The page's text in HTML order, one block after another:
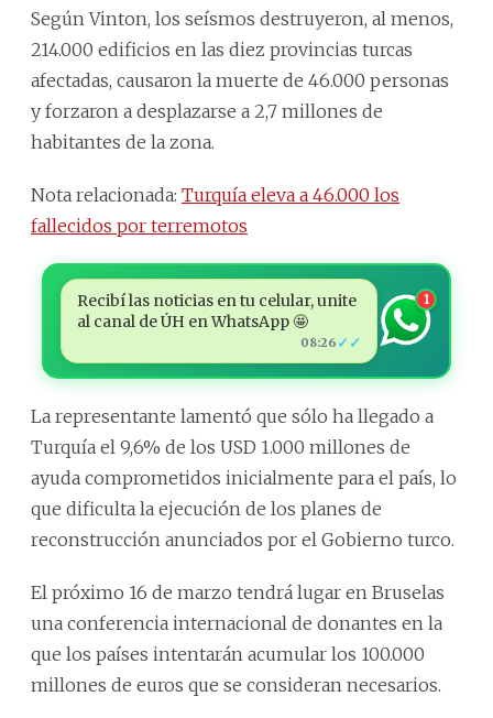
Según Vinton, los seísmos destruyeron, al menos,
214.000 edificios en las diez provincias turcas
afectadas, causaron la muerte de 46.000 personas
y forzaron a desplazarse a 2,7 millones de
habitantes de la zona.
Nota relacionada: Turquía eleva a 46.000 los
fallecidos por terremotos
Recibí las noticias en tu celular, unite
al canal de ÚH en WhatsApp 🤩
08:26 ✓✓
1
La representante lamentó que sólo ha llegado a
Turquía el 9,6% de los USD 1.000 millones de
ayuda comprometidos inicialmente para el país, lo
que dificulta la ejecución de los planes de
reconstrucción anunciados por el Gobierno turco.
El próximo 16 de marzo tendrá lugar en Bruselas
una conferencia internacional de donantes en la
que los países intentarán acumular los 100.000
millones de euros que se consideran necesarios.